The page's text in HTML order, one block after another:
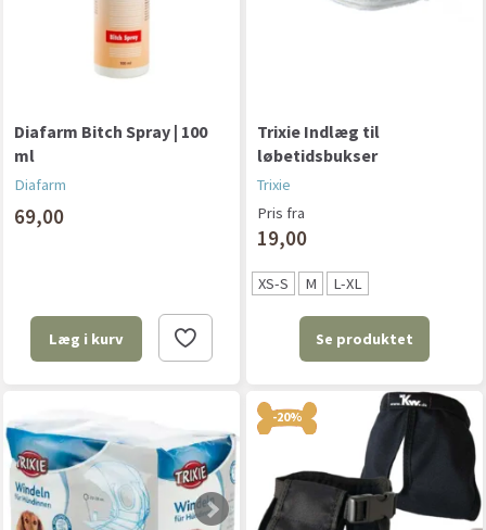
Diafarm Bitch Spray | 100
ml
Diafarm
69,00
Læg i kurv
Trixie Indlæg til
løbetidsbukser
Trixie
Pris fra
19,00
XS-S M L-XL
Se produktet
-20%